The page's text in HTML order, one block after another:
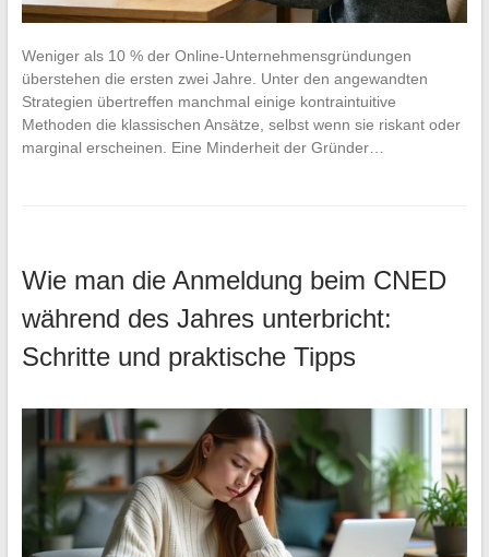
Weniger als 10 % der Online-Unternehmensgründungen
überstehen die ersten zwei Jahre. Unter den angewandten
Strategien übertreffen manchmal einige kontraintuitive
Methoden die klassischen Ansätze, selbst wenn sie riskant oder
marginal erscheinen. Eine Minderheit der Gründer…
Wie man die Anmeldung beim CNED
während des Jahres unterbricht:
Schritte und praktische Tipps